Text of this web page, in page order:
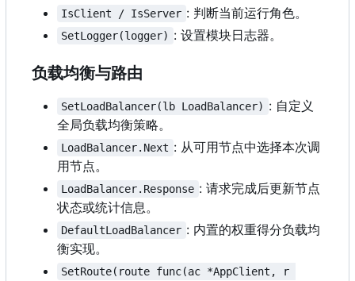
IsClient / IsServer : 判断当前运行角色。
SetLogger(logger) : 设置模块日志器。
负载均衡与路由
SetLoadBalancer(lb LoadBalancer) : 自定义
全局负载均衡策略。
LoadBalancer.Next : 从可用节点中选择本次调
用节点。
LoadBalancer.Response : 请求完成后更新节点
状态或统计信息。
DefaultLoadBalancer : 内置的权重得分负载均
衡实现。
SetRoute(route func(ac *AppClient, r